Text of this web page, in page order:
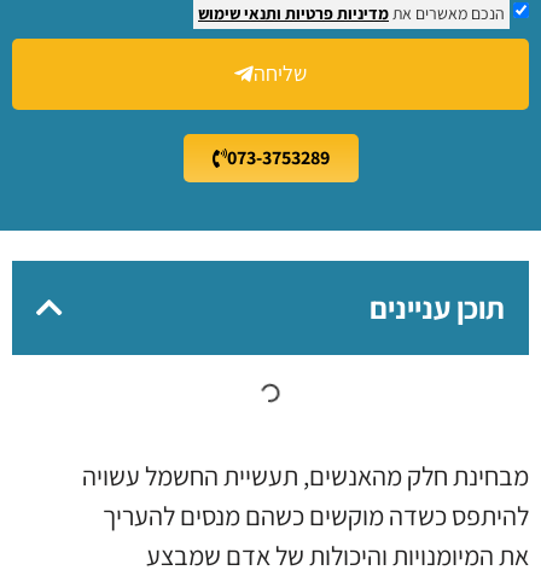
הנכם מאשרים אתמדיניות פרטיות ותנאי שימוש
שליחה
073-3753289
תוכן עניינים
מבחינת חלק מהאנשים, תעשיית החשמל עשויה
להיתפס כשדה מוקשים כשהם מנסים להעריך
את המיומנויות והיכולות של אדם שמבצע